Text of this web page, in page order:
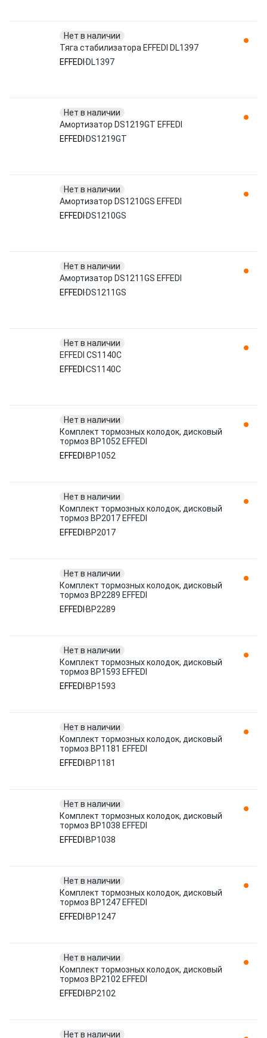
Нет в наличии
Тяга стабилизатора EFFEDI DL1397
EFFEDI DL1397
Нет в наличии
Амортизатор DS1219GT EFFEDI
EFFEDI DS1219GT
Нет в наличии
Амортизатор DS1210GS EFFEDI
EFFEDI DS1210GS
Нет в наличии
Амортизатор DS1211GS EFFEDI
EFFEDI DS1211GS
Нет в наличии
EFFEDI CS1140C
EFFEDI CS1140C
Нет в наличии
Комплект тормозных колодок, дисковый
тормоз BP1052 EFFEDI
EFFEDI BP1052
Нет в наличии
Комплект тормозных колодок, дисковый
тормоз BP2017 EFFEDI
EFFEDI BP2017
Нет в наличии
Комплект тормозных колодок, дисковый
тормоз BP2289 EFFEDI
EFFEDI BP2289
Нет в наличии
Комплект тормозных колодок, дисковый
тормоз BP1593 EFFEDI
EFFEDI BP1593
Нет в наличии
Комплект тормозных колодок, дисковый
тормоз BP1181 EFFEDI
EFFEDI BP1181
Нет в наличии
Комплект тормозных колодок, дисковый
тормоз BP1038 EFFEDI
EFFEDI BP1038
Нет в наличии
Комплект тормозных колодок, дисковый
тормоз BP1247 EFFEDI
EFFEDI BP1247
Нет в наличии
Комплект тормозных колодок, дисковый
тормоз BP2102 EFFEDI
EFFEDI BP2102
Нет в наличии